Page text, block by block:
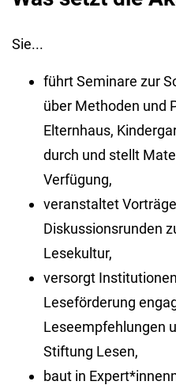
Sie...
führt Seminare zur
über Methoden und
Elternhaus,
durch und stellt
Verfügung,
veranstaltet
Diskussionsrunden
Lesekultur,
versorgt
Leseförderung
Leseempfehlungen
Stiftung Lesen,
baut in